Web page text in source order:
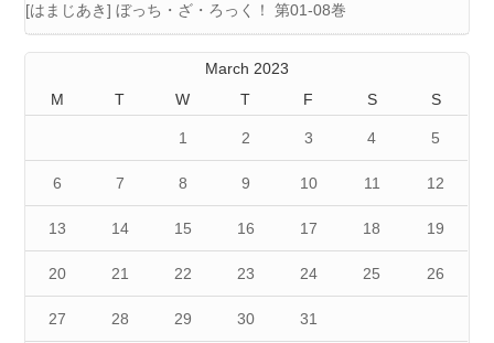
[はまじあき] ぼっち・ざ・ろっく！ 第01-08巻
March 2023
M
T W T F S S
1 2 3 4 5
6 7 8 9 10 11 12
13 14 15 16 17 18 19
20 21 22 23 24 25 26
27 28 29 30 31